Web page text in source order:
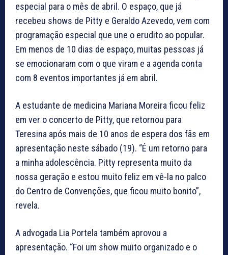
especial para o mês de abril. O espaço, que já
recebeu shows de Pitty e Geraldo Azevedo, vem com
programação especial que une o erudito ao popular.
Em menos de 10 dias de espaço, muitas pessoas já
se emocionaram com o que viram e a agenda conta
com 8 eventos importantes já em abril.
A estudante de medicina Mariana Moreira ficou feliz
em ver o concerto de Pitty, que retornou para
Teresina após mais de 10 anos de espera dos fãs em
apresentação neste sábado (19). “É um retorno para
a minha adolescência. Pitty representa muito da
nossa geração e estou muito feliz em vê-la no palco
do Centro de Convenções, que ficou muito bonito”,
revela.
A advogada Lia Portela também aprovou a
apresentação. “Foi um show muito organizado e o